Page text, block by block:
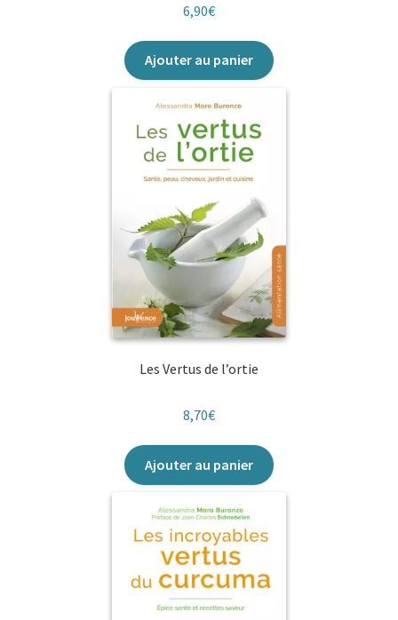
6,90€
Ajouter au panier
Les Vertus de l’ortie
8,70€
Ajouter au panier